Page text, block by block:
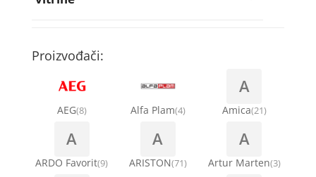
Ručice za vrata za veš mašinu
Šarke za veš mašine
Točkići za sudo mašine
Kompresori za klima uređaje
Kondenz creva
Nosači za klimu
Proizvođači:
AEG(8) Alfa Plam(4)
A
Amica(21)
A
ARDO Favorit(9)
A
ARISTON(71)
A
Artur Marten(3)